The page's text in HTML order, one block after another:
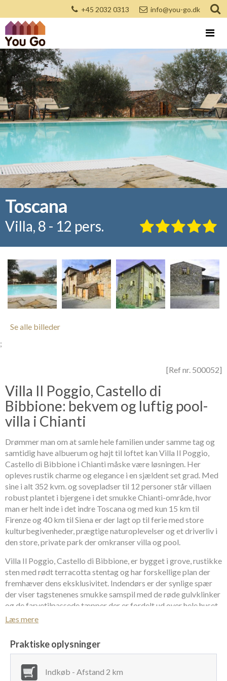
+45 2032 0313 info@you-go.dk
Toscana
Villa, 8 - 12 pers.
Se alle billeder
;
[Ref nr. 500052]
Villa Il Poggio, Castello di
Bibbione: bekvem og luftig pool-
villa i Chianti
Drømmer man om at samle hele familien under samme tag og
samtidig have albuerum og højt til loftet kan Villa Il Poggio,
Castello di Bibbione i Chianti måske være løsningen. Her
opleves rustik charme og elegance i en sjældent set grad. Med
sine i alt 352 kvm. og sovepladser til 12 personer står villaen
robust plantet i bjergene i det smukke Chianti-område, hvor
man er helt inde i det indre Toscana og med kun 15 km til
Firenze og 40 km til Siena er der lagt op til ferie med store
kulturbegivenheder, prægtige naturoplevelser og et driverliv i
den store, private park der omkranser villa og pool.
Villa Il Poggio, Castello di Bibbione, er bygget i grove, rustikke
sten med rødt terracotta stentag og har forskellige plan der
fremhæver dens eksklusivitet. Indendørs er der synlige spær
der viser tagstenenes smukke samspil med de røde gulvklinker
og de farvetilpassede tæpper der er fordelt ud over hele huset.
De tunge, antikke møbler der er så specielle for egnen pryder
feriegæsts behov for moderne komfort og bekvemmelighed.
Villa Il Poggio, Castello di Bibbione, er i sig selv 300 kvm. og
indrettet til 6+2 pers. og i stueetagen ligger Apartment Il
Læs mere
Praktiske oplysninger
Indkøb - Afstand 2 km